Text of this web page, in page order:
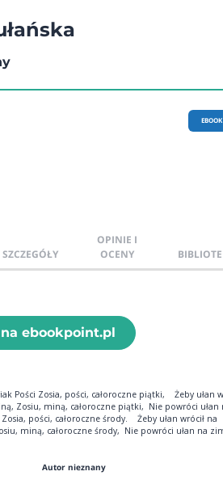
EBOOK
SZCZEGÓŁY
OPINIE I
OCENY
ebookpoint.pl
Pości Zosia, pości, całoroczne piątki, Żeby ułan
Zosiu, miną, całoroczne piątki, Nie powróci ułan
pości, całoroczne środy. Żeby ułan wrócił na
miną, całoroczne środy, Nie powróci ułan na
Autor nieznany